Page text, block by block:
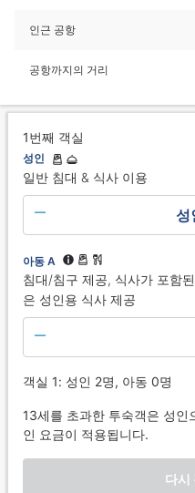
인근 공항
공항까지의 거리
1번째 객실
성인
일반 침대 & 식사 이용
성
아동 A
침대/침구 제공, 식사가 포함
은 성인용 식사 제공
객실 1: 성인 2명, 아동 0명
13세를 초과한 투숙객은 성인
인 요금이 적용됩니다.
다시